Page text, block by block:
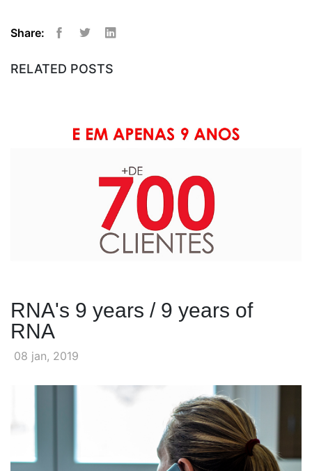
Share:
RELATED POSTS
RNA's 9 years / 9 years of
RNA
08 jan, 2019